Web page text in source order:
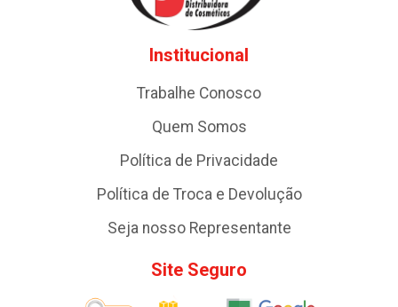
Institucional
Trabalhe Conosco
Quem Somos
Política de Privacidade
Política de Troca e Devolução
Seja nosso Representante
Site Seguro